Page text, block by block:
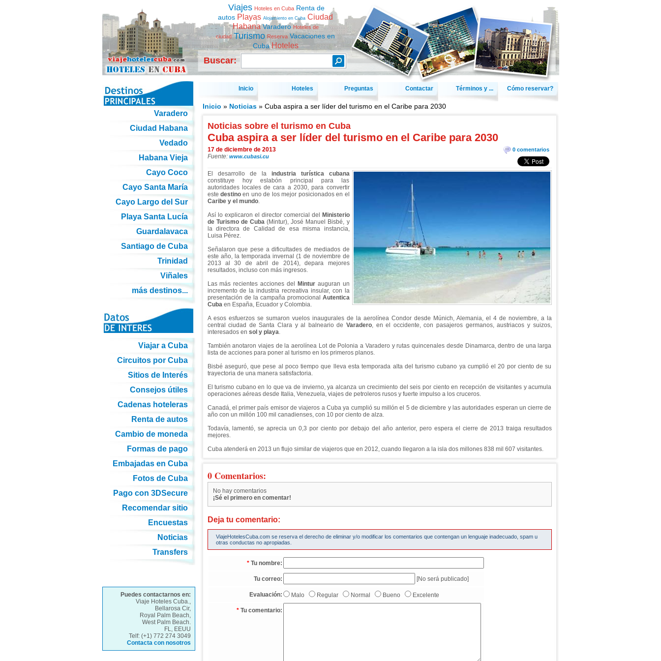
Viajes Hoteles en Cuba Renta de
autos Playas Alojamiento en Cuba Ciudad
Habana Varadero Hoteles de
ciudad Turismo Reserva Vacaciones en
Cuba Hoteles
Buscar:
Inicio Hoteles Preguntas Contactar Términos y ... Cómo reservar?
Inicio » Noticias» Cuba aspira a ser líder del turismo en el Caribe para 2030
Noticias sobre el turismo en Cuba
Cuba aspira a ser líder del turismo en el Caribe para 2030
0 comentarios
17 de diciembre de 2013
Fuente: www.cubasi.cu
El desarrollo de la
industria turística cubana
constituye hoy eslabón principal para las
autoridades locales de cara a 2030, para convertir
este destinoen uno de los mejor posicionados en el
Caribe y el mundo.
Así lo explicaron el director comercial del
Ministerio
de Turismo de Cuba(Mintur), José Manuel Bisbé, y
la directora de Calidad de esa misma instancia,
Luisa Pérez.
Señalaron que pese a dificultades de mediados de
este año, la temporada invernal (1 de noviembre de
2013 al 30 de abril de 2014), depara mejores
resultados, incluso con más ingresos.
Las más recientes acciones del
Minturauguran un
incremento de la industria recreativa insular, con la
presentación de la campaña promocional Autentica
Cubaen España, Ecuador y Colombia.
A esos esfuerzos se sumaron vuelos inaugurales de la aerolínea Condor desde Múnich, Alemania, el 4 de noviembre, a la
central ciudad de Santa Clara y al balneario de Varadero, en el occidente, con pasajeros germanos, austriacos y suizos,
interesados en sol y playa.
También anotaron viajes de la aerolínea Lot de Polonia a Varadero y rutas quincenales desde Dinamarca, dentro de una larga
lista de acciones para poner al turismo en los primeros planos.
Bisbé aseguró, que pese al poco tiempo que lleva esta temporada alta del turismo cubano ya cumplió el 20 por ciento de su
trayectoria de una manera satisfactoria.
El turismo cubano en lo que va de invierno, ya alcanza un crecimiento del seis por ciento en recepción de visitantes y acumula
operaciones aéreas desde Italia, Venezuela, viajes de petroleros rusos y fuerte impulso a los cruceros.
Canadá, el primer país emisor de viajeros a Cuba ya cumplió su millón el 5 de diciembre y las autoridades esperan un cierre de
año con un millón 100 mil canadienses, con 10 por ciento de alza.
Todavía, lamentó, se aprecia un 0,3 por ciento por debajo del año anterior, pero espera el cierre de 2013 traiga resultados
mejores.
Cuba atenderá en 2013 un flujo similar de viajeros que en 2012, cuando llegaron a la isla dos millones 838 mil 607 visitantes.
0 Comentarios:
No hay comentarios
¡Sé el primero en comentar!
Deja tu comentario:
ViajeHotelesCuba.com se reserva el derecho de eliminar y/o modificar los comentarios que contengan un lenguaje inadecuado, spam u
otras conductas no apropiadas.
* Tu nombre:
Tu correo: [No será publicado]
Evaluación: Malo Regular Normal Bueno Excelente
* Tu comentario:
Varadero
Ciudad Habana
Vedado
Habana Vieja
Cayo Coco
Cayo Santa María
Cayo Largo del Sur
Playa Santa Lucía
Guardalavaca
Santiago de Cuba
Trinidad
Viñales
más destinos...
Viajar a Cuba
Circuitos por Cuba
Sitios de Interés
Consejos útiles
Cadenas hoteleras
Renta de autos
Cambio de moneda
Formas de pago
Embajadas en Cuba
Fotos de Cuba
Pago con 3DSecure
Recomendar sitio
Encuestas
Noticias
Transfers
Puedes contactarnos en:
Viaje Hoteles Cuba.,
Bellarosa Cir,
Royal Palm Beach,
West Palm Beach.
FL, EEUU
Telf: (+1) 772 274 3049
Contacta con nosotros